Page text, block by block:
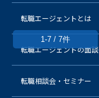
1-7 / 7件
転職エージェントとは
転職エージェントの面談
転職相談会・セミナー